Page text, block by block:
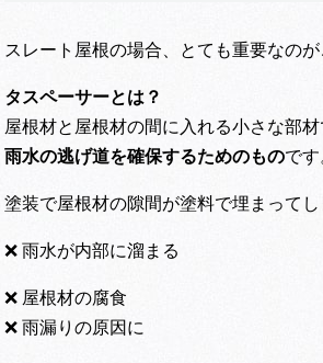
スレート屋根の場合、とても重要なのが
タスペーサーとは？
屋根材と屋根材の間に入れる小さな部材
雨水の逃げ道を確保するためのものです
塗装で屋根材の隙間が塗料で埋まって
❌ 雨水が内部に溜まる
❌ 屋根材の腐食
❌ 雨漏りの原因に